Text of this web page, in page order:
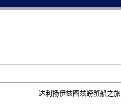
达利扬伊兹图兹螃蟹船之旅